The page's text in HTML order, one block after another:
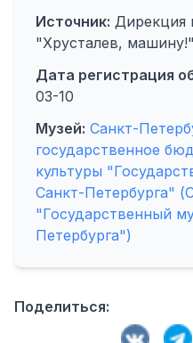
Источник: Дирекция
"Хрусталев,
Дата регистрация
03-10
Музей: Санкт-
государственное
культуры
Санкт-Петербурга"
"Государственный
Петербурга")
Поделиться: